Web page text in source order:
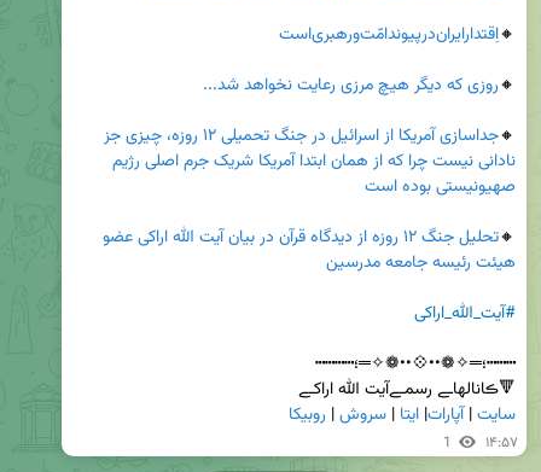
🔸اِقتدارایران‌درپیوندامّت‌ورهبری‌است
🔸روزی که دیگر هیچ مرزی رعایت نخواهد شد...
🔸
صهیونیستی بوده است
🔸
هیئت رئیسه جامعه مدرسین
#آیت_الله_اراکی
🔻ڪانالهاـے رسمـےآیت الله اراکـے
سایت | آپارات| ایتا | سروش | روبیکا
1 ۱۴:۵۷